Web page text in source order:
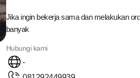
Jika ingin bekerja sama dan melakukan
banyak
Hubungi kami
-